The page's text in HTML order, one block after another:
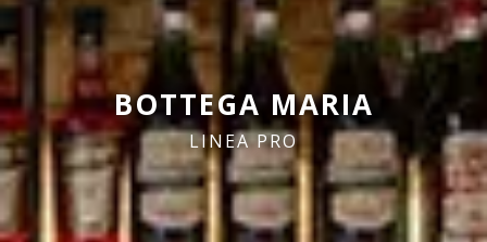
BOTTEGA MARIA
LINEA PRO